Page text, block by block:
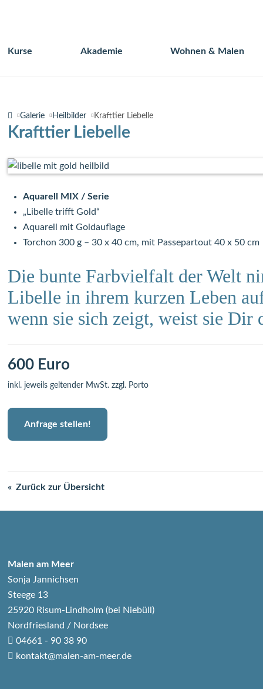
Navigation
Kurse Akademie Wohnen & Malen
Galerie Heilbilder Krafttier Liebelle
Krafttier Liebelle
Aquarell MIX / Serie
„Libelle trifft Gold“
Aquarell mit Goldauflage
Torchon 300 g – 30 x 40 cm, mit Passepartout 40 x 50 cm
Die bunte Farbvielfalt der Welt
Libelle in ihrem kurzen Leben
wenn sie sich zeigt, weist sie Dir
600 Euro
inkl. jeweils geltender MwSt. zzgl. Porto
Anfrage stellen!
Zurück zur Übersicht
Malen am Meer
Sonja Jannichsen
Steege 13
25920 Risum-Lindholm (bei Niebüll)
Nordfriesland / Nordsee
04661 - 90 38 90
kontakt@malen-am-meer.de